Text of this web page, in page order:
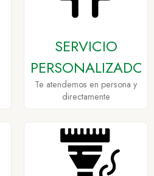
SERVICIO
PERSONALIZADO
Te atendemos en persona y
directamente